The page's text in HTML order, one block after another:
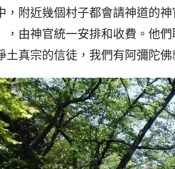
，附近幾個村子都會請神道的
，由神官統一安排和收費。他
土真宗的信徒，我們有阿彌陀